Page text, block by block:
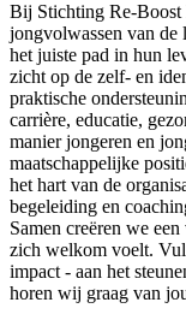
Bij Stichting Re-Boost
jongvolwassen van de
het juiste pad in hun
zicht op de zelf- en
praktische
carrière, educatie,
manier jongeren en
maatschappelijke
het hart van de
begeleiding en
Samen creëren we
zich welkom voelt.
impact - aan het
horen wij graag van